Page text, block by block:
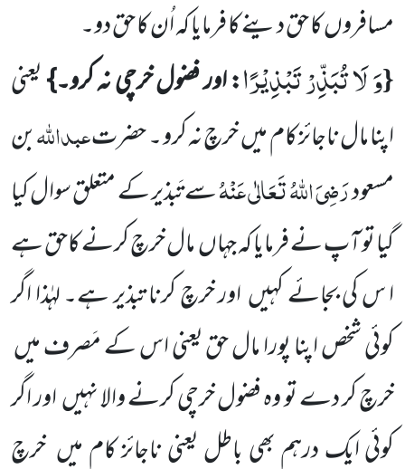
مسافروں کا حق دینے کا فرمایا کہ اُن کا حق دو۔
{وَ لَا تُبَذِّرْ تَبْذِیْرًا: اور فضول خرچی نہ کرو۔}یعنی
اپنا مال ناجائز کام میںخرچ نہ کرو ۔ حضرتعبداللّٰہبن
مسعودرَضِیَ اللّٰہُ تَعَالٰی عَنْہُسے تَبذیر کے متعلق سوال کیا
گیا تو آپ نے فرمایا کہ جہاںمال خرچ کرنے کاحق ہے
ا س کی بجائے کہیںاور خرچ کرنا تبذیر ہے۔ لہٰذا اگر
کوئی شخص اپنا پورا مال حق یعنی اس کے مَصرف میں
خرچ کر دے تو وہ فضول خرچی کرنے والا نہیںاور اگر
کوئی ایک درہم بھی باطل یعنی ناجائز کام میں خرچ